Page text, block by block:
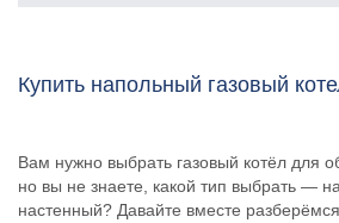
Купить напольный газовый
Вам нужно выбрать газовый котёл для
но вы не знаете, какой тип выбрать —
настенный? Давайте вместе